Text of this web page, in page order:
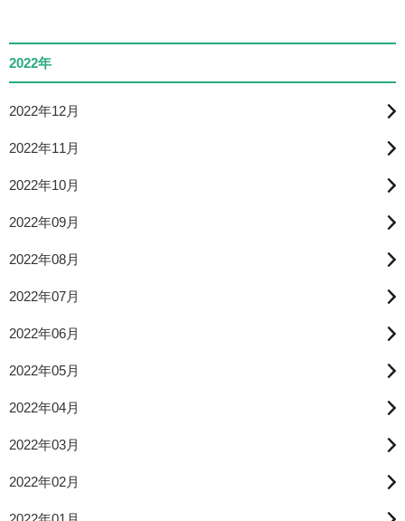
2022年
2022年12月
2022年11月
2022年10月
2022年09月
2022年08月
2022年07月
2022年06月
2022年05月
2022年04月
2022年03月
2022年02月